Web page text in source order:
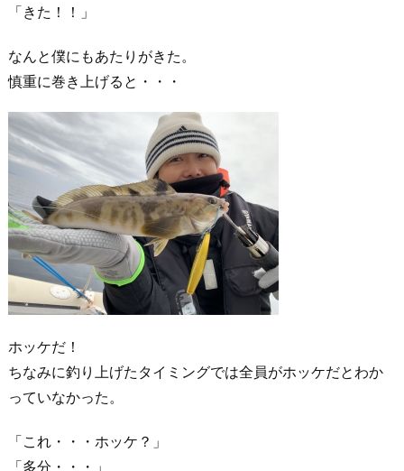
「きた！！」
なんと僕にもあたりがきた。
慎重に巻き上げると・・・
ホッケだ！
ちなみに釣り上げたタイミングでは全員がホッケだとわか
っていなかった。
「これ・・・ホッケ？」
「多分・・・」